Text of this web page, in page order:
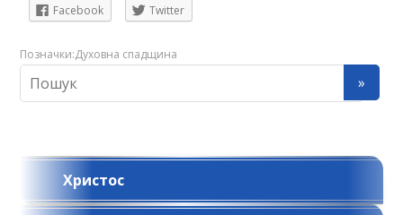
Facebook Twitter
Позначки:Духовна спадщина
Христос